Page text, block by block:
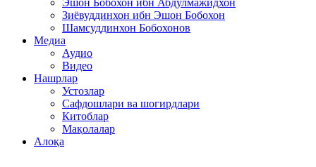
Зиёвуддинхон ибн Эшон Бобохон
Шамсуддинхон Бобохонов
Медиа
Аудио
Видео
Нашрлар
Устозлар
Сафдошлари ва шогирдлари
Китоблар
Мақолалар
Алоқа